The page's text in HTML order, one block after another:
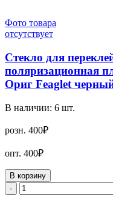
Фото товара
отсутствует
Стекло для
поляризационная
Ориг Feaglet
В наличии: 6 шт.
розн. 400₽
опт. 400₽
В корзину
-